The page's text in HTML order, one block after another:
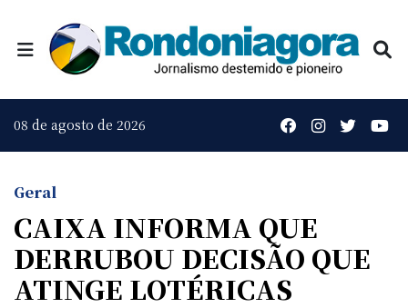
08 de agosto de 2026
Geral
CAIXA INFORMA QUE
DERRUBOU DECISÃO QUE
ATINGE LOTÉRICAS